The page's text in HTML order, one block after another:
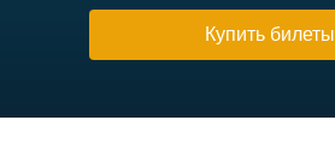
Купить билеты